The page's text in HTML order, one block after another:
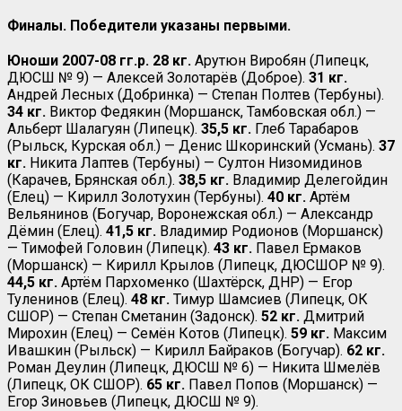
Финалы. Победители указаны первыми.
Юноши 2007-08 гг.р. 28 кг. Арутюн Виробян (Липецк,
ДЮСШ № 9) — Алексей Золотарёв (Доброе). 31 кг.
Андрей Лесных (Добринка) — Степан Полтев (Тербуны).
34 кг. Виктор Федякин (Моршанск, Тамбовская обл.) —
Альберт Шалагуян (Липецк). 35,5 кг. Глеб Тарабаров
(Рыльск, Курская обл.) — Денис Шкоринский (Усмань). 37
кг. Никита Лаптев (Тербуны) — Султон Низомидинов
(Карачев, Брянская обл.). 38,5 кг. Владимир Делегойдин
(Елец) — Кирилл Золотухин (Тербуны). 40 кг. Артём
Вельянинов (Богучар, Воронежская обл.) — Александр
Дёмин (Елец). 41,5 кг. Владимир Родионов (Моршанск)
— Тимофей Головин (Липецк). 43 кг. Павел Ермаков
(Моршанск) — Кирилл Крылов (Липецк, ДЮСШОР № 9).
44,5 кг. Артём Пархоменко (Шахтёрск, ДНР) — Егор
Туленинов (Елец). 48 кг. Тимур Шамсиев (Липецк, ОК
СШОР) — Степан Сметанин (Задонск). 52 кг. Дмитрий
Мирохин (Елец) — Семён Котов (Липецк). 59 кг. Максим
Ивашкин (Рыльск) — Кирилл Байраков (Богучар). 62 кг.
Роман Деулин (Липецк, ДЮСШ № 6) — Никита Шмелёв
(Липецк, ОК СШОР). 65 кг. Павел Попов (Моршанск) —
Егор Зиновьев (Липецк, ДЮСШ № 9).